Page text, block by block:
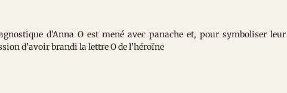
d’Anna O est mené avec panache et, pour symboliser leur
d’avoir brandi la lettre O de l’héroïne